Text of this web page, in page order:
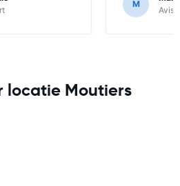
M
Avis
locatie Moutiers